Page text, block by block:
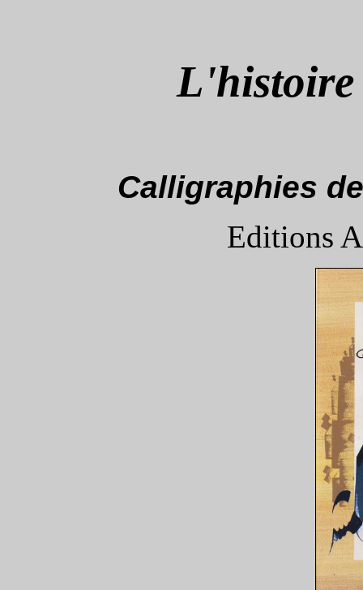
L'histoire
Calligraphies
Editions